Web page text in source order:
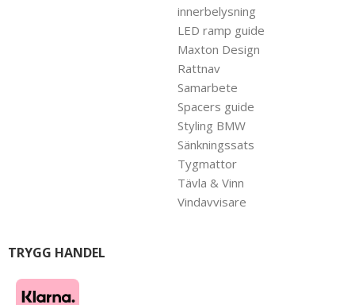
innerbelysning
LED ramp guide
Maxton Design
Rattnav
Samarbete
Spacers guide
Styling BMW
Sänkningssats
Tygmattor
Tävla & Vinn
Vindavvisare
TRYGG HANDEL